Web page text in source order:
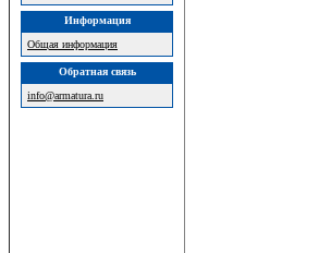
Информация
Общая информация
Обратная связь
info@armatura.ru